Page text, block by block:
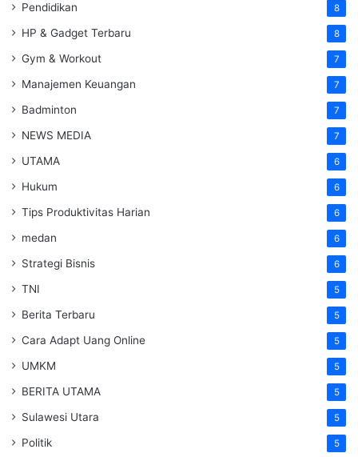
Pendidikan 8
HP & Gadget Terbaru 8
Gym & Workout 7
Manajemen Keuangan 7
Badminton 7
NEWS MEDIA 7
UTAMA 6
Hukum 6
Tips Produktivitas Harian 6
medan 6
Strategi Bisnis 6
TNI 5
Berita Terbaru 5
Cara Adapt Uang Online 5
UMKM 5
BERITA UTAMA 5
Sulawesi Utara 5
Politik 5